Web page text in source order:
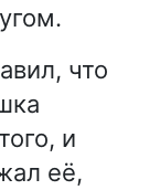
что
и
её,